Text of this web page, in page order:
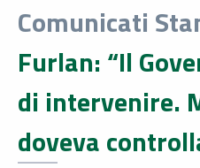
Comunicati
Furlan: “Il
di intervenire.
doveva